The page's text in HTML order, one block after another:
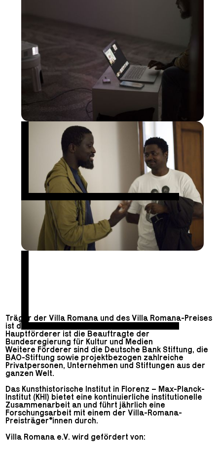
Träger der Villa Romana und des Villa Romana-Preises
ist der Villa Romana e.V.
Hauptförderer ist die Beauftragte der
Bundesregierung für Kultur und Medien
Weitere Förderer sind die Deutsche Bank Stiftung, die
BAO-Stiftung sowie projektbezogen zahlreiche
Privatpersonen, Unternehmen und Stiftungen aus der
ganzen Welt.
Das Kunsthistorische Institut in Florenz – Max-Planck-
Institut (KHI) bietet eine kontinuierliche institutionelle
Zusammenarbeit an und führt jährlich eine
Forschungsarbeit mit einem der Villa-Romana-
Preisträger*innen durch.
Villa Romana e.V. wird gefördert von: